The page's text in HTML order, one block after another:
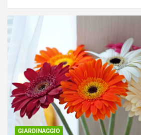
GIARDINAGGIO